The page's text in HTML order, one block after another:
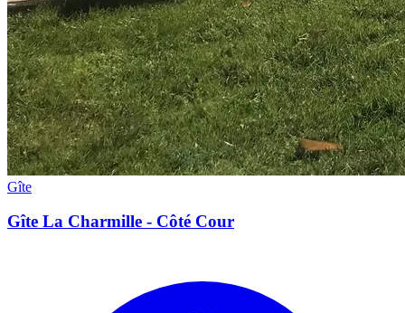
Gîte
Gîte La Charmille - Côté Cour